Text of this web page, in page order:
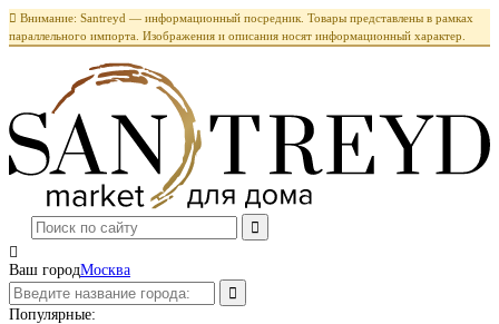
 Внимание: Santreyd — информационный посредник. Товары представлены в рамках
параллельного импорта. Изображения и описания носят информационный характер.

Ваш городМосква
Популярные: